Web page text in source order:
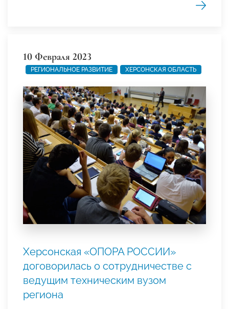
10 Февраля 2023
РЕГИОНАЛЬНОЕ РАЗВИТИЕ ХЕРСОНСКАЯ ОБЛАСТЬ
Херсонская «ОПОРА РОССИИ»
договорилась о сотрудничестве с
ведущим техническим вузом
региона